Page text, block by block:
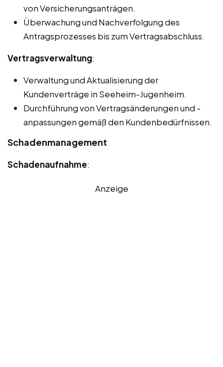
von Versicherungsanträgen.
Überwachung und Nachverfolgung des
Antragsprozesses bis zum Vertragsabschluss.
Vertragsverwaltung:
Verwaltung und Aktualisierung der
Kundenverträge in Seeheim-Jugenheim.
Durchführung von Vertragsänderungen und -
anpassungen gemäß den Kundenbedürfnissen.
Schadenmanagement
Schadenaufnahme:
Anzeige